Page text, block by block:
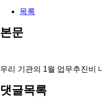
목록
본문
우리 기관의 1월 업무추진비
댓글목록